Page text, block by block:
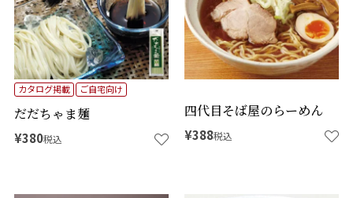
だだちゃま麺
カタログ掲載 ご自宅向け
¥380税込
四代目そば屋のらーめん
¥388税込